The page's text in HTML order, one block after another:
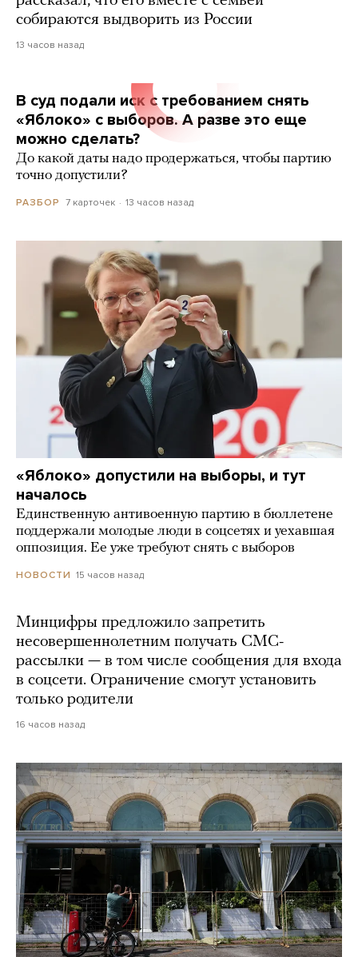
собираются выдворить из России
13 часов назад
В суд подали иск с требованием снять
«Яблоко» с выборов. А разве это еще
можно сделать?
До какой даты надо продержаться, чтобы партию
точно допустили?
РАЗБОР 7 карточек 13 часов назад
«Яблоко» допустили на выборы, и тут
началось
Единственную антивоенную партию в бюллетене
поддержали молодые люди в соцсетях и уехавшая
оппозиция. Ее уже требуют снять с выборов
НОВОСТИ 15 часов назад
Минцифры предложило запретить
несовершеннолетним получать СМС-
рассылки — в том числе сообщения для входа
в соцсети. Ограничение смогут установить
только родители
16 часов назад